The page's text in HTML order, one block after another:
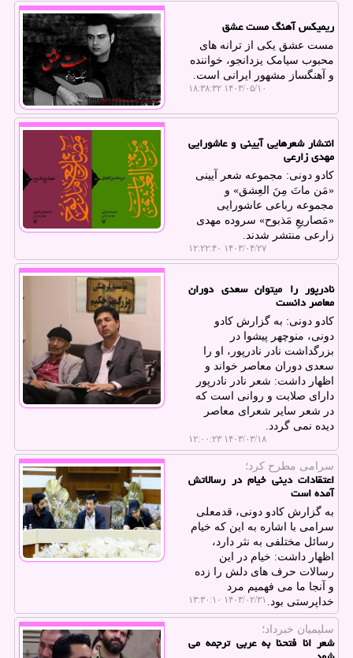
ریمیکس آهنگ مست عشق
مست عشق یکی از ترانه های
محبوب سیامک یزدانجو، خواننده
و آهنگساز مشهور ایرانی است.
۱۴۰۳/۰۵/۱۰ ۱۸:۳۸:۳۲
انتشار شعرهایی آیینی و عاشورایی
مهدی زارعی
کادو دونی: مجموعه شعر آیینی
«مَن ماتَ مِنَ العِشق» و
مجموعه رباعی عاشورایی
«مَصاریعِ مَذبوح» سروده مهدی
زارعی منتشر شدند.
۱۴۰۳/۰۴/۲۷ ۱۲:۲۲:۴۰
نادرپور را میتوان سعدی دوران
معاصر دانست
کادو دونی: به گزارش کادو
دونی، منوچهر پیشوا در
بزرگداشت نادر نادرپور، او را
سعدی دوران معاصر خواند و
اظهار داشت: شعر نادر نادرپور
دارای صلابت و روانی است که
در شعر سایر شعرای معاصر
دیده نمی گردد.
۱۴۰۳/۰۳/۱۸ ۱۲:۰۰:۲۳
سرامی مطرح كرد؛
اعتقادات دینی خیام در رسالاتش
آمده است
به گزارش کادو دونی، قدمعلی
سرامی با اشاره به این که خیام
رسائل مختلفی به نثر دارد،
اظهار داشت: خیام در این
رسالات حرف های دلش را زده
و آنجا ما می فهمیم مرد
خداپرستی بود.
۱۴۰۳/۰۲/۳۱ ۱۳:۳۰:۱۰
سلیمیان خبرداد؛
شعر انا فتحنا به عربی ترجمه می